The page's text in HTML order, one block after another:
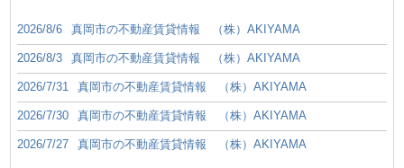
2026/8/6 真岡市の不動産賃貸情報 （株）AKIYAMA
2026/8/3 真岡市の不動産賃貸情報 （株）AKIYAMA
2026/7/31 真岡市の不動産賃貸情報 （株）AKIYAMA
2026/7/30 真岡市の不動産賃貸情報 （株）AKIYAMA
2026/7/27 真岡市の不動産賃貸情報 （株）AKIYAMA